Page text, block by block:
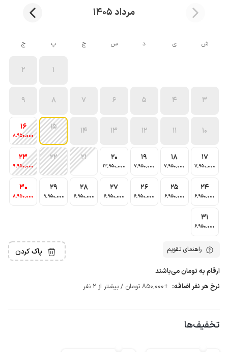
مرداد 1405
ش ی د س چ پ ج
1
2
3
4
5
6
7
8
9
10
11
12
13
14
15
16
8٬950٬000
17
7٬950٬000
18
7٬950٬000
19
7٬950٬000
20
13٬950٬000
21
22
23
9٬950٬000
24
6٬950٬000
25
6٬950٬000
26
6٬950٬000
27
6٬950٬000
28
6٬950٬000
29
9٬950٬000
30
8٬950٬000
31
6٬950٬000
راهنمای تقویم پاک کردن
ارقام به تومان می‌باشند
نرخ هر نفر اضافه: +850٬000 تومان / بیشتر از 2 نفر
تخفیف‌ها